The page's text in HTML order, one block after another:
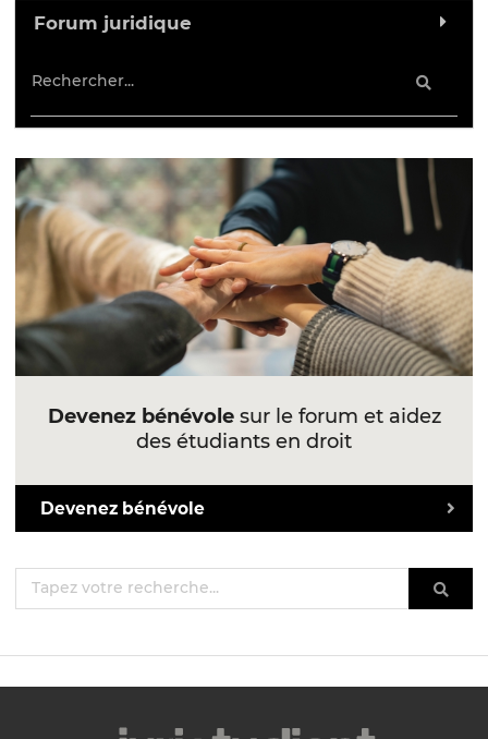
Forum juridique
Devenez bénévolesur le forum et aidez
des étudiants en droit
Devenez bénévole